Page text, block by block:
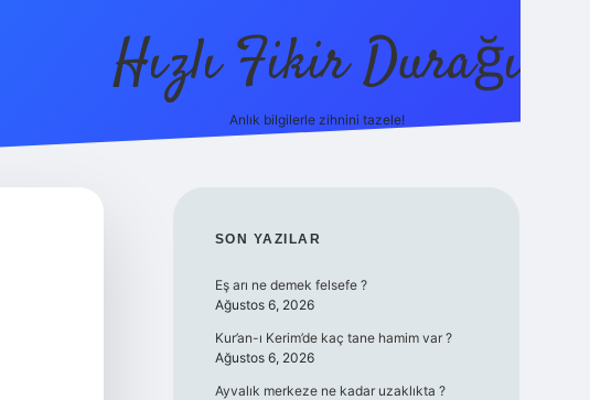
Hızlı Fikir Durağı
Anlık bilgilerle zihnini tazele!
SIDEBAR
SON YAZILAR
Eş arı ne demek felsefe ?
Ağustos 6, 2026
Kur’an-ı Kerim’de kaç tane hamim var ?
Ağustos 6, 2026
Ayvalık merkeze ne kadar uzaklıkta ?